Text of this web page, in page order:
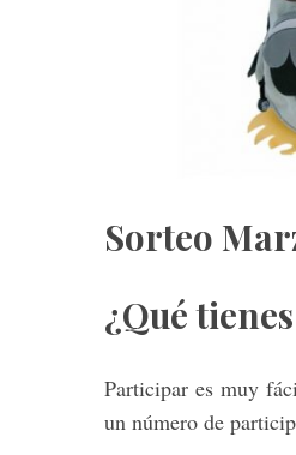
Sorteo
¿Qué
Participar es muy
un número de